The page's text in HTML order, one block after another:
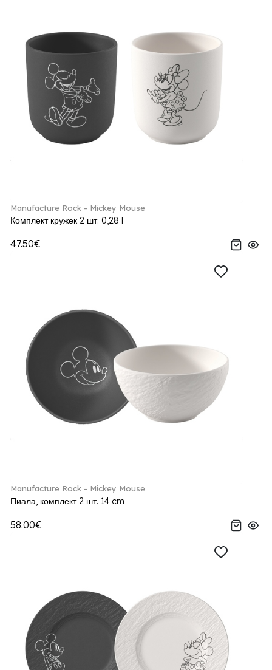
Manufacture Rock - Mickey Mouse
Комплект кружек 2 шт. 0,28 l
47.50€
Manufacture Rock - Mickey Mouse
Пиала, комплект 2 шт. 14 cm
58.00€